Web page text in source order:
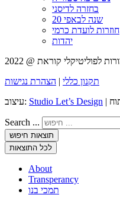
בחזרה לדיסני
20 שנה לבאפי
חוזרות לועדת כרמי
יהדות
תקנון כללי | הצהרת נגישות
עיצוב: Studio Let’s Design
Search ...
תוצאות חיפוש
לכל התוצאות
About
Transperancy
תמכי בנו